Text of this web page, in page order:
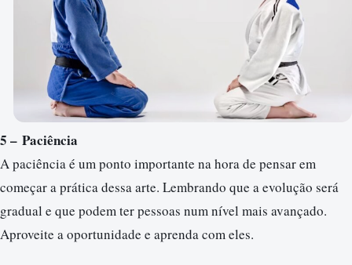
5 – Paciência
A paciência é um ponto importante na hora de pensar em
começar a prática dessa arte. Lembrando que a evolução será
gradual e que podem ter pessoas num nível mais avançado.
Aproveite a oportunidade e aprenda com eles.